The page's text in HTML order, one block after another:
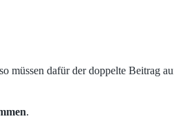
müssen dafür der doppelte Beitrag
.